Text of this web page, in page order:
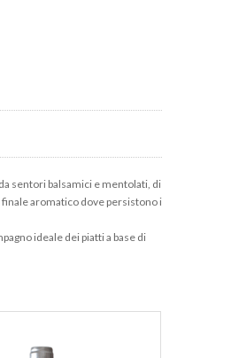
sentori balsamici e mentolati, di
finale aromatico dove persistono i
ideale dei piatti a base di